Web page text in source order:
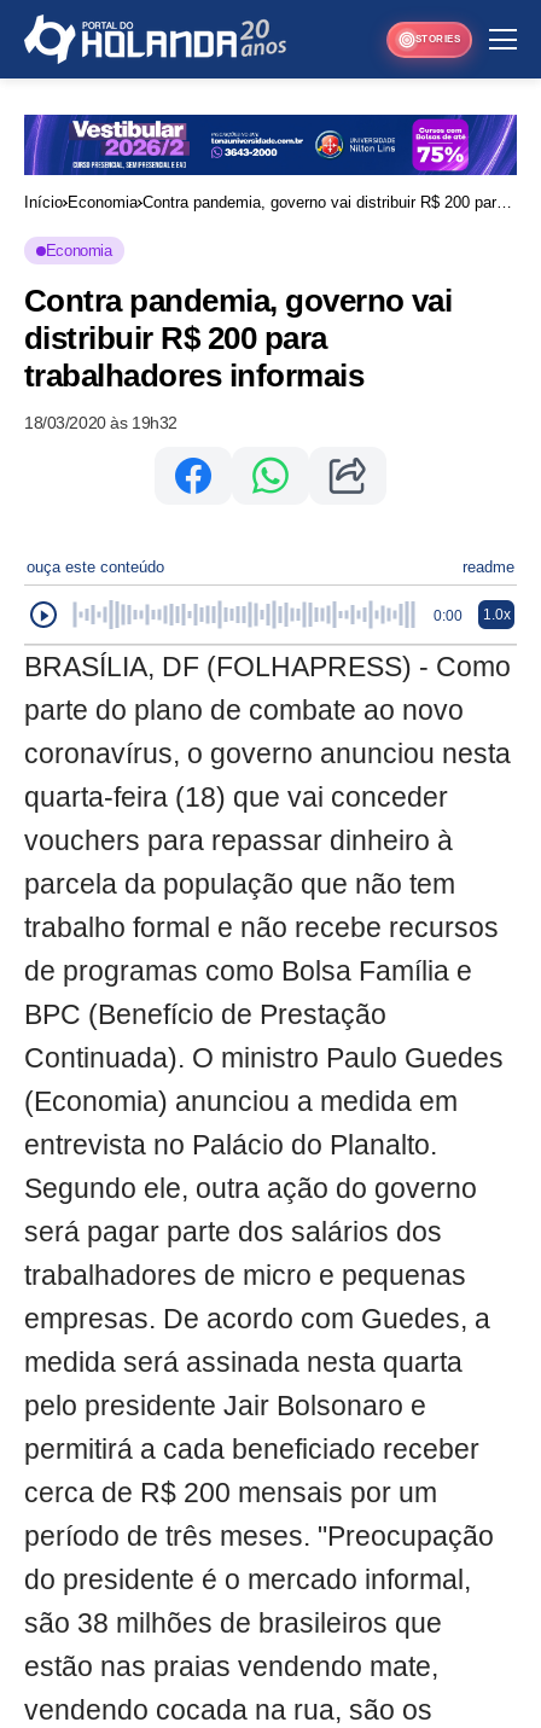
STORIES
Início Economia Contra pandemia, governo vai distribuir R$ 200 para
Economia
Contra pandemia, governo vai
distribuir R$ 200 para
trabalhadores informais
18/03/2020 às 19h32
ouça este conteúdo readme
0:00 1.0x
BRASÍLIA, DF (FOLHAPRESS) - Como
parte do plano de combate ao novo
coronavírus, o governo anunciou nesta
quarta-feira (18) que vai conceder
vouchers para repassar dinheiro à
parcela da população que não tem
trabalho formal e não recebe recursos
de programas como Bolsa Família e
BPC (Benefício de Prestação
Continuada). O ministro Paulo Guedes
(Economia) anunciou a medida em
entrevista no Palácio do Planalto.
Segundo ele, outra ação do governo
será pagar parte dos salários dos
trabalhadores de micro e pequenas
empresas. De acordo com Guedes, a
medida será assinada nesta quarta
pelo presidente Jair Bolsonaro e
permitirá a cada beneficiado receber
cerca de R$ 200 mensais por um
período de três meses. "Preocupação
do presidente é o mercado informal,
são 38 milhões de brasileiros que
estão nas praias vendendo mate,
vendendo cocada na rua, são os